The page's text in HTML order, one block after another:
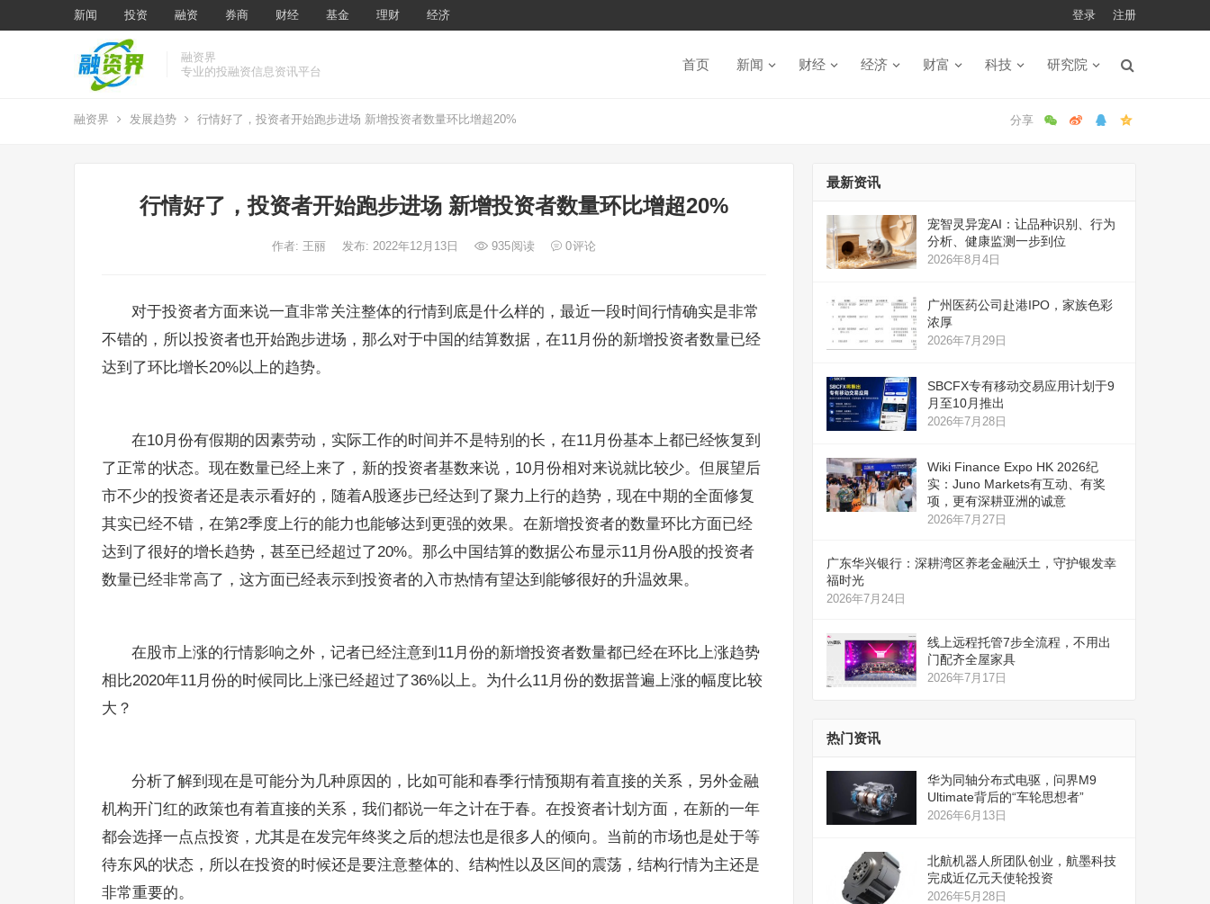
新闻 投资 融资 券商 财经 基金 理财 经济 登录 注册
融资界
专业的投融资信息资讯平台
首页 新闻 财经 经济 财富 科技 研究院
融资界 发展趋势 行情好了，投资者开始跑步进场 新增投资者数量环比增超20%
行情好了，投资者开始跑步进场 新增投资者数量环比增超20%
作者: 王丽 发布: 2022年12月13日 935阅读 0评论
对于投资者方面来说一直非常关注整体的行情到底是什么样的，最近一段时间行情确实是非常
不错的，所以投资者也开始跑步进场，那么对于中国的结算数据，在11月份的新增投资者数量已经
达到了环比增长20%以上的趋势。
在10月份有假期的因素劳动，实际工作的时间并不是特别的长，在11月份基本上都已经恢复到
了正常的状态。现在数量已经上来了，新的投资者基数来说，10月份相对来说就比较少。但展望后
市不少的投资者还是表示看好的，随着A股逐步已经达到了聚力上行的趋势，现在中期的全面修复
其实已经不错，在第2季度上行的能力也能够达到更强的效果。在新增投资者的数量环比方面已经
达到了很好的增长趋势，甚至已经超过了20%。那么中国结算的数据公布显示11月份A股的投资者
数量已经非常高了，这方面已经表示到投资者的入市热情有望达到能够很好的升温效果。
在股市上涨的行情影响之外，记者已经注意到11月份的新增投资者数量都已经在环比上涨趋势
相比2020年11月份的时候同比上涨已经超过了36%以上。为什么11月份的数据普遍上涨的幅度比较
大？
分析了解到现在是可能分为几种原因的，比如可能和春季行情预期有着直接的关系，另外金融
机构开门红的政策也有着直接的关系，我们都说一年之计在于春。在投资者计划方面，在新的一年
都会选择一点点投资，尤其是在发完年终奖之后的想法也是很多人的倾向。当前的市场也是处于等
待东风的状态，所以在投资的时候还是要注意整体的、结构性以及区间的震荡，结构行情为主还是
非常重要的。
最新资讯
宠智灵异宠AI：让品种识别、行为
分析、健康监测一步到位
2026年8月4日
广州医药公司赴港IPO，家族色彩
浓厚
2026年7月29日
SBCFX专有移动交易应用计划于9
月至10月推出
2026年7月28日
Wiki Finance Expo HK 2026纪
实：Juno Markets有互动、有奖
项，更有深耕亚洲的诚意
2026年7月27日
广东华兴银行：深耕湾区养老金融沃土，守护银发幸
福时光
2026年7月24日
线上远程托管7步全流程，不用出
门配齐全屋家具
2026年7月17日
热门资讯
华为同轴分布式电驱，问界M9
Ultimate背后的“车轮思想者”
2026年6月13日
北航机器人所团队创业，航墨科技
完成近亿元天使轮投资
2026年5月28日